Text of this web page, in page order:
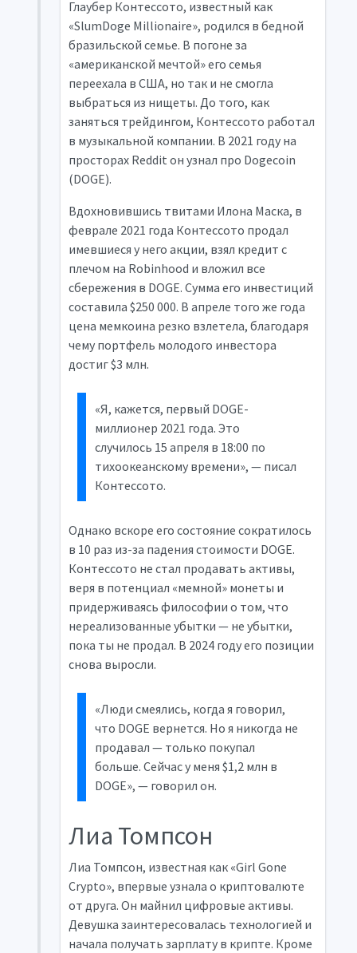
Глаубер Контессото, известный как
«SlumDoge Millionaire», родился в бедной
бразильской семье. В погоне за
«американской мечтой» его семья
переехала в США, но так и не смогла
выбраться из нищеты. До того, как
заняться трейдингом, Контессото работал
в музыкальной компании. В 2021 году на
просторах Reddit он узнал про Dogecoin
(DOGE).
Вдохновившись твитами Илона Маска, в
феврале 2021 года Контессото продал
имевшиеся у него акции, взял кредит с
плечом на Robinhood и вложил все
сбережения в DOGE. Сумма его инвестиций
составила $250 000. В апреле того же года
цена мемкоина резко взлетела, благодаря
чему портфель молодого инвестора
достиг $3 млн.
«Я, кажется, первый DOGE-
миллионер 2021 года. Это
случилось 15 апреля в 18:00 по
тихоокеанскому времени», — писал
Контессото.
Однако вскоре его состояние сократилось
в 10 раз из-за падения стоимости DOGE.
Контессото не стал продавать активы,
веря в потенциал «мемной» монеты и
придерживаясь философии о том, что
нереализованные убытки — не убытки,
пока ты не продал. В 2024 году его позиции
снова выросли.
«Люди смеялись, когда я говорил,
что DOGE вернется. Но я никогда не
продавал — только покупал
больше. Сейчас у меня $1,2 млн в
DOGE», — говорил он.
Лиа Томпсон
Лиа Томпсон, известная как «Girl Gone
Crypto», впервые узнала о криптовалюте
от друга. Он майнил цифровые активы.
Девушка заинтересовалась технологией и
начала получать зарплату в крипте. Кроме